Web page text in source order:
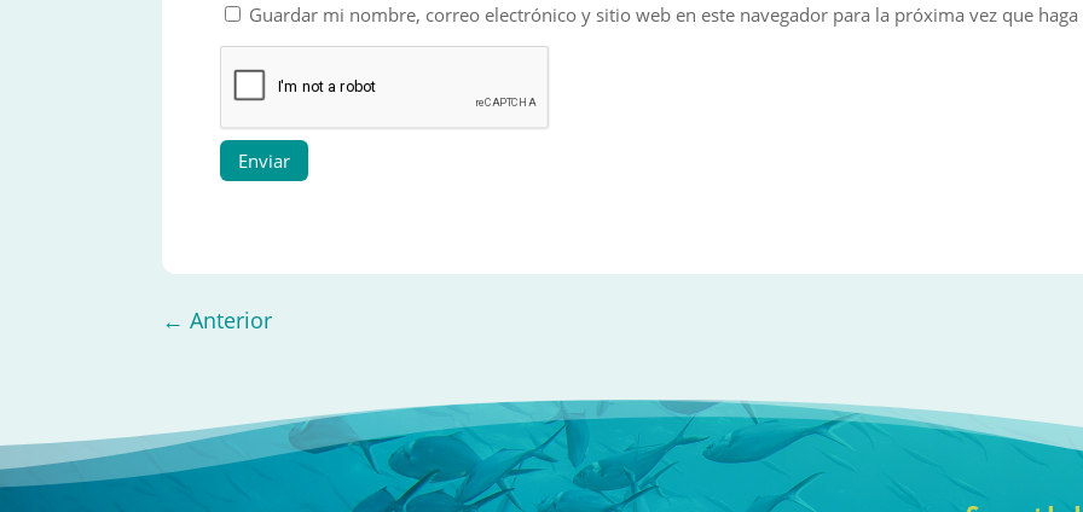
Guardar mi nombre, correo electrónico y sitio web en este navegador para la próxima vez que
Enviar
←Anterior